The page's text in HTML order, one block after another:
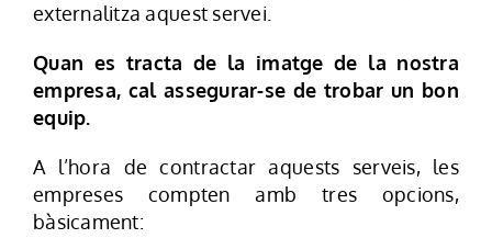
externalitza aquest servei.
Quan es tracta de la imatge de la nostra
empresa, cal assegurar-se de trobar un bon
equip.
A l’hora de contractar aquests serveis, les
empreses compten amb tres opcions,
bàsicament: